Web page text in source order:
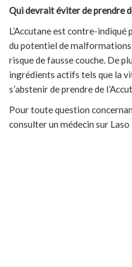
Qui devrait éviter de prendre
L’Accutane est contre-indiqué
du potentiel de
risque de fausse couche. De
ingrédients actifs tels que la
s’abstenir de prendre de
Pour toute question
consulter un médecin sur